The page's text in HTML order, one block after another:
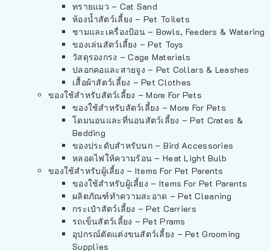
ทรายแมว – Cat Sand
ห้องน้ำสัตว์เลี้ยง – Pet Toilets
ชามและเครื่องป้อน – Bowls, Feeders & Watering
ของเล่นสัตว์เลี้ยง – Pet Toys
วัสดุรองกรง – Cage Materials
ปลอกคอและสายจูง – Pet Collars & Leashes
เสื้อผ้าสัตว์เลี้ยง – Pet Clothes
ของใช้สำหรับสัตว์เลี้ยง – More For Pets
ของใช้สำหรับสัตว์เลี้ยง – More For Pets
โดมนอนและที่นอนสัตว์เลี้ยง – Pet Crates &
Bedding
ของประดับสำหรับนก – Bird Accessories
หลอดไฟให้ความร้อน – Heat Light Bulb
ของใช้สำหรับผู้เลี้ยง – Items For Pet Parents
ของใช้สำหรับผู้เลี้ยง – Items For Pet Parents
ผลิตภัณฑ์ทำความสะอาด – Pet Cleaning
กระเป๋าสัตว์เลี้ยง – Pet Carriers
รถเข็นสัตว์เลี้ยง – Pet Prams
อุปกรณ์ตัดแต่งขนสัตว์เลี้ยง – Pet Grooming
Supplies